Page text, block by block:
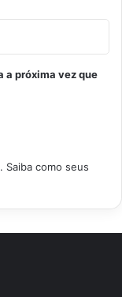
a próxima vez que
Saiba como seus